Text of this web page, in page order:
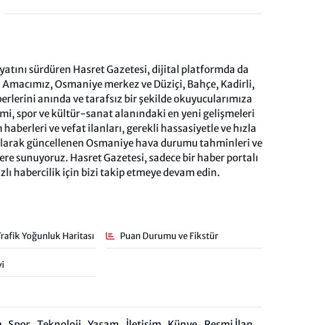
sürdüren Hasret Gazetesi, dijital platformda da
Osmaniye merkez ve Düziçi, Bahçe, Kadirli,
anında ve tarafsız bir şekilde okuyucularımıza
spor ve kültür-sanat alanındaki en yeni gelişmeleri
ve vefat ilanları, gerekli hassasiyetle ve hızla
güncellenen Osmaniye hava durumu tahminleri ve
sunuyoruz. Hasret Gazetesi, sadece bir haber portalı
habercilik için bizi takip etmeye devam edin.
Yoğunluk Haritası Puan Durumu ve Fikstür